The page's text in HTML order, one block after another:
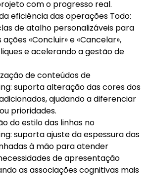
com o progresso real.
eficiência das operações Todo:
de atalho personalizáveis para
«Concluir» e «Cancelar»,
e acelerando a gestão de
de conteúdos de
suporta alteração das cores dos
ajudando a diferenciar
prioridades.
do estilo das linhas no
suporta ajuste da espessura das
à mão para atender
de apresentação
as associações cognitivas mais